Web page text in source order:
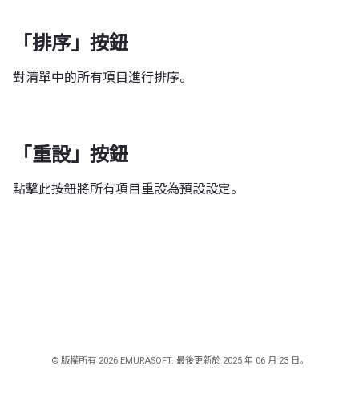
「排序」按鈕
對清單中的所有項目進行排序。
「重設」按鈕
點擊此按鈕將所有項目重設為預設設定。
© 版權所有 2026 EMURASOFT. 最後更新於 2025 年 06 月 23 日。